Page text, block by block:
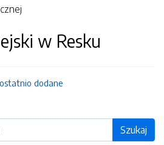
w Resku
ostatnio dodane
Szukaj